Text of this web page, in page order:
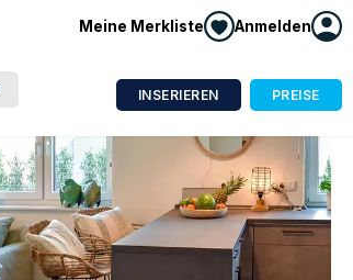
Meine Merkliste Anmelden
INSERIEREN PREISE